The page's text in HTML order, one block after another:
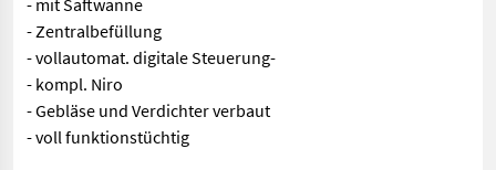
- mit Saftwanne
- Zentralbefüllung
- vollautomat. digitale Steuerung-
- kompl. Niro
- Gebläse und Verdichter verbaut
- voll funktionstüchtig